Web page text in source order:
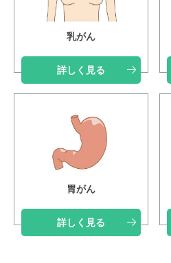
乳がん
詳しく見る
胃がん
詳しく見る